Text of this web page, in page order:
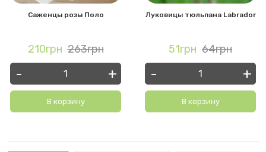
Саженцы розы Поло
210грн 263грн
- +
В корзину
Луковицы тюльпана Labrador
51грн 64грн
- +
В корзину